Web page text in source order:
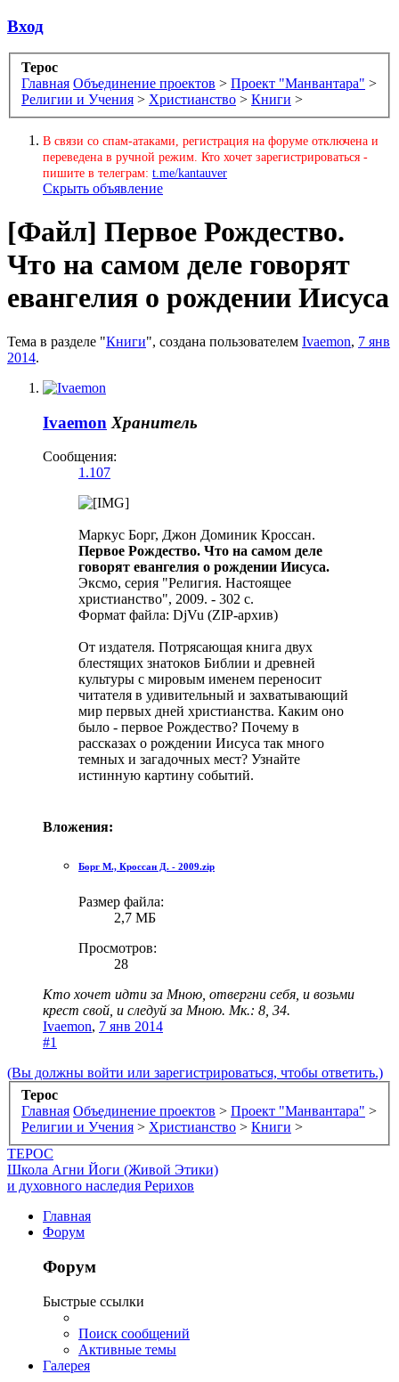
Вход
Терос
Главная Объединение проектов > Проект "Манвантара" >
Религии и Учения > Христианство > Книги >
В связи со спам-атаками, регистрация на форуме отключена и
переведена в ручной режим. Кто хочет зарегистрироваться -
пишите в телеграм: t.me/kantauver
Скрыть объявление
[Файл] Первое Рождество.
Что на самом деле говорят
евангелия о рождении Иисуса
Тема в разделе "Книги", создана пользователем Ivaemon, 7 янв
2014.
Ivaemon Хранитель
Сообщения:
1.107
Маркус Борг, Джон Доминик Кроссан.
Первое Рождество. Что на самом деле
говорят евангелия о рождении Иисуса.
Эксмо, серия "Религия. Настоящее
христианство", 2009. - 302 с.
Формат файла: DjVu (ZIP-архив)
От издателя. Потрясающая книга двух
блестящих знатоков Библии и древней
культуры с мировым именем переносит
читателя в удивительный и захватывающий
мир первых дней христианства. Каким оно
было - первое Рождество? Почему в
рассказах о рождении Иисуса так много
темных и загадочных мест? Узнайте
истинную картину событий.
Вложения:
Борг М., Кроссан Д. - 2009.zip
Размер файла:
2,7 МБ
Просмотров:
28
Кто хочет идти за Мною, отвергни себя, и возьми
крест свой, и следуй за Мною. Мк.: 8, 34.
Ivaemon, 7 янв 2014
#1
(Вы должны войти или зарегистрироваться, чтобы ответить.)
Терос
Главная Объединение проектов > Проект "Манвантара" >
Религии и Учения > Христианство > Книги >
ТЕРОС
Школа Агни Йоги (Живой Этики)
и духовного наследия Рерихов
Главная
Форум
Форум
Быстрые ссылки
Поиск сообщений
Активные темы
Галерея